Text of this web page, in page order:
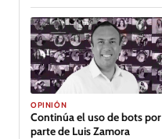
OPINIÓN
Continúa el uso de bots por
parte de Luis Zamora